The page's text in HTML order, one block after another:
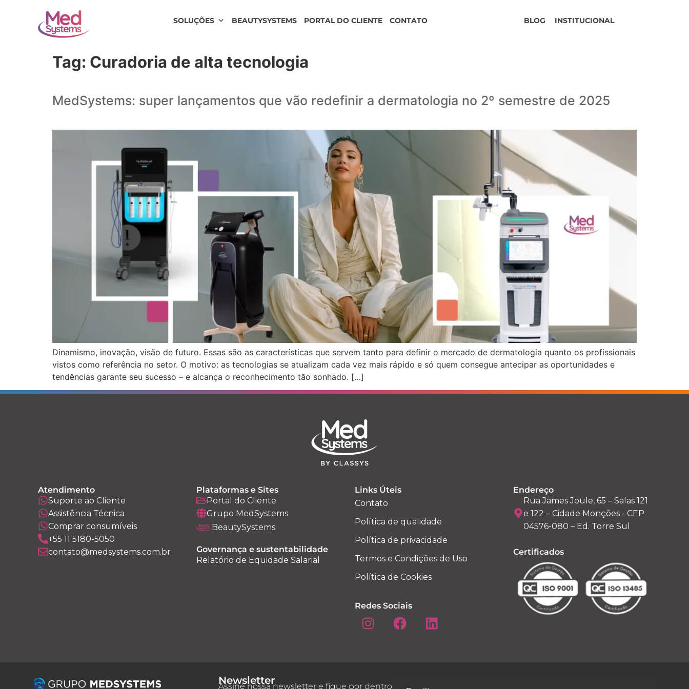
SOLUÇÕES BEAUTYSYSTEMS PORTAL DO CLIENTE CONTATO INSTITUCIONAL
BLOG
Tag: Curadoria de alta tecnologia
MedSystems: super lançamentos que vão redefinir a dermatologia no 2º semestre de 2025
Dinamismo, inovação, visão de futuro. Essas são as características que servem tanto para definir o mercado de dermatologia quanto os profissionais
vistos como referência no setor. O motivo: as tecnologias se atualizam cada vez mais rápido e só quem consegue antecipar as oportunidades e
tendências garante seu sucesso – e alcança o reconhecimento tão sonhado. […]
Atendimento
Suporte ao Cliente
Assistência Técnica
Comprar consumíveis
+55 11 5180-5050
contato@medsystems.com.br
Plataformas e Sites
Portal do Cliente
Grupo MedSystems
BeautySystems
Governança e sustentabilidade
Relatório de Equidade Salarial
Links Úteis
Contato
Política de qualidade
Política de privacidade
Termos e Condições de Uso
Política de Cookies
Redes Sociais
Endereço
Rua James Joule, 65 – Salas 121
e 122 – Cidade Monções - CEP
04576-080 – Ed. Torre Sul
Certificados
Newsletter
Assine nossa newsletter e fique por dentro